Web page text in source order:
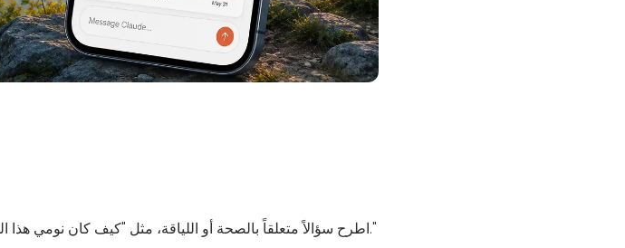
اطرح سؤالاً متعلقاً بالصحة أو اللياقة، مثل "كيف كان نومي هذا الشهر" أو "أظهر لي اتجاه معدل ضربات قلبي أثناء الراحة."